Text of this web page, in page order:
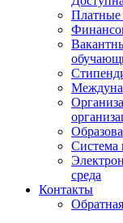
Платные
Система
среда
Контакты